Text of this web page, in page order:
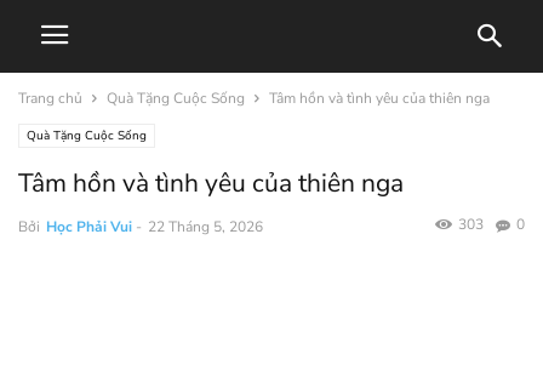
Trang chủ Quà Tặng Cuộc Sống Tâm hồn và tình yêu của thiên nga
Quà Tặng Cuộc Sống
Tâm hồn và tình yêu của thiên nga
Bởi Học Phải Vui - 22 Tháng 5, 2026 0
303